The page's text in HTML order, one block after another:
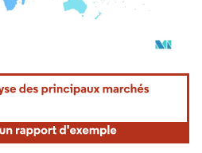
nécessite une attribution sous CC BY